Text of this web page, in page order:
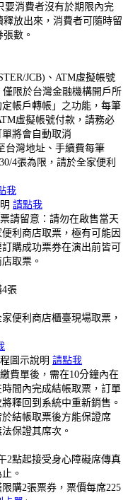
消費者沒有於期限內完
放出來，消費者可隨時留
數。
JCB)、ATM虛擬帳號
限於台灣金融機構開戶所
帳戶轉帳」之功能，每筆
虛擬帳號付款，請務必
將會自動取消
台灣地址、手續費每筆
4張為限，請於全家便利
我
請點我
請留意：請勿在啟售當天
利商店取票，極有可能因
購成功票券在演出前皆可
取票。
張
便利商店櫃臺現場取票，
圖示說明 請點我
費單後，需在10分鐘內在
間內完成結帳取票，訂單
釋回到系統中重新銷售。
結帳取票後方能保證席
保證其席次。
2點起接受身心障礙席傳真
。
購2張票券，票價每席225